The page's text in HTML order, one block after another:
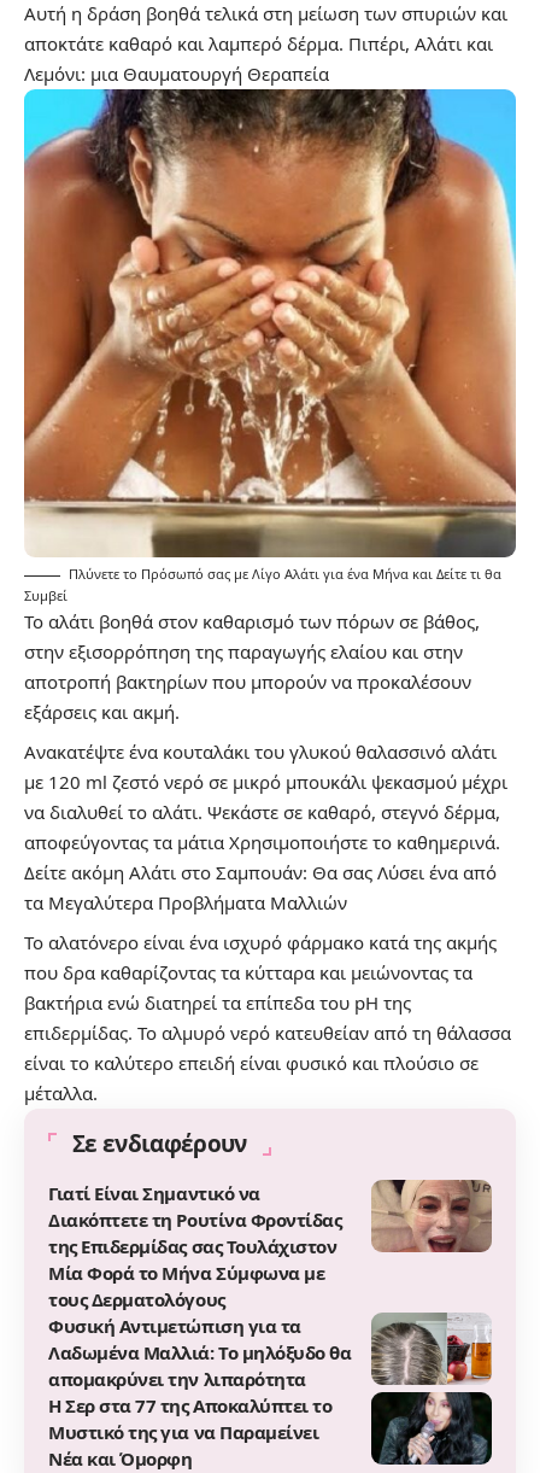
Αυτή η δράση βοηθά τελικά στη μείωση των σπυριών και
αποκτάτε καθαρό και λαμπερό δέρμα. Πιπέρι, Αλάτι και
Λεμόνι: μια Θαυματουργή Θεραπεία
Πλύνετε το Πρόσωπό σας με Λίγο Αλάτι για ένα Μήνα και Δείτε τι θα
Συμβεί
Το αλάτι βοηθά στον καθαρισμό των πόρων σε βάθος,
στην εξισορρόπηση της παραγωγής ελαίου και στην
αποτροπή βακτηρίων που μπορούν να προκαλέσουν
εξάρσεις και ακμή.
Ανακατέψτε ένα κουταλάκι του γλυκού θαλασσινό αλάτι
με 120 ml ζεστό νερό σε μικρό μπουκάλι ψεκασμού μέχρι
να διαλυθεί το αλάτι. Ψεκάστε σε καθαρό, στεγνό δέρμα,
αποφεύγοντας τα μάτια Χρησιμοποιήστε το καθημερινά.
Δείτε ακόμη Αλάτι στο Σαμπουάν: Θα σας Λύσει ένα από
τα Μεγαλύτερα Προβλήματα Μαλλιών
Το αλατόνερο είναι ένα ισχυρό φάρμακο κατά της ακμής
που δρα καθαρίζοντας τα κύτταρα και μειώνοντας τα
βακτήρια ενώ διατηρεί τα επίπεδα του pH της
επιδερμίδας. Το αλμυρό νερό κατευθείαν από τη θάλασσα
είναι το καλύτερο επειδή είναι φυσικό και πλούσιο σε
μέταλλα.
Σε ενδιαφέρουν
Γιατί Είναι Σημαντικό να
Διακόπτετε τη Ρουτίνα Φροντίδας
της Επιδερμίδας σας Τουλάχιστον
Μία Φορά το Μήνα Σύμφωνα με
τους Δερματολόγους
Φυσική Αντιμετώπιση για τα
Λαδωμένα Μαλλιά: Το μηλόξυδο θα
απομακρύνει την λιπαρότητα
Η Σερ στα 77 της Αποκαλύπτει το
Μυστικό της για να Παραμείνει
Νέα και Όμορφη